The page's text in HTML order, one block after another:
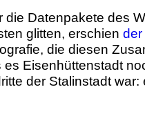
die Datenpakete des
glitten, erschien der
die diesen
Eisenhüttenstadt
der Stalinstadt war: